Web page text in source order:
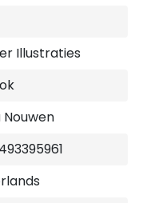
Illustraties
Nouwen